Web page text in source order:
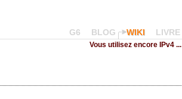
G6 BLOG WIKI LIVRE
Vous utilisez encore IPv4 ...